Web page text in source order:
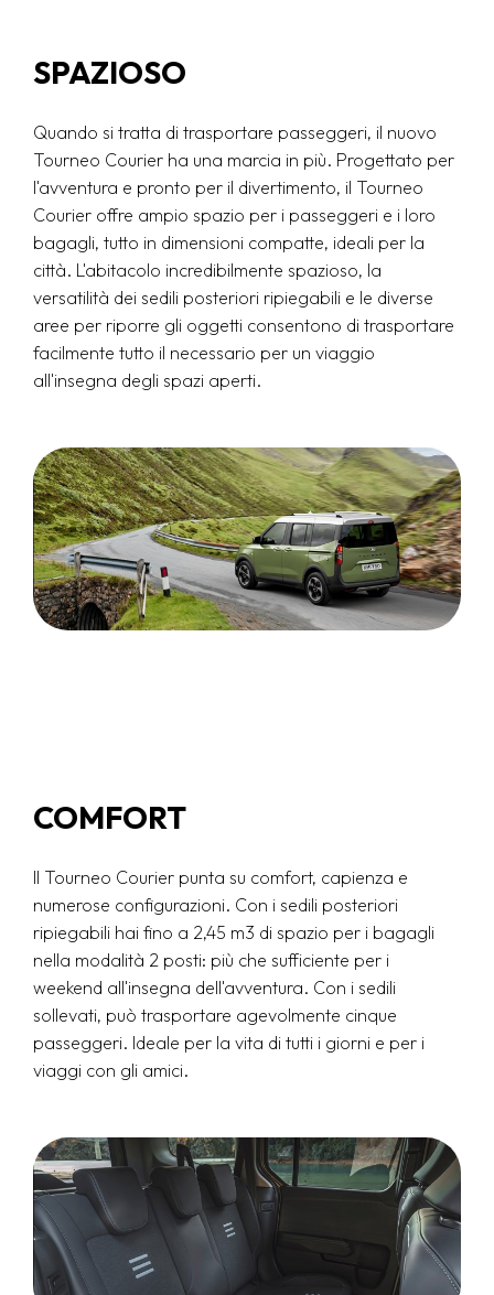
SPAZIOSO
Quando si tratta di trasportare passeggeri, il nuovo
Tourneo Courier ha una marcia in più. Progettato per
l'avventura e pronto per il divertimento, il Tourneo
Courier offre ampio spazio per i passeggeri e i loro
bagagli, tutto in dimensioni compatte, ideali per la
città. L'abitacolo incredibilmente spazioso, la
versatilità dei sedili posteriori ripiegabili e le diverse
aree per riporre gli oggetti consentono di trasportare
facilmente tutto il necessario per un viaggio
all'insegna degli spazi aperti.
COMFORT
Il Tourneo Courier punta su comfort, capienza e
numerose configurazioni. Con i sedili posteriori
ripiegabili hai fino a 2,45 m3 di spazio per i bagagli
nella modalità 2 posti: più che sufficiente per i
weekend all'insegna dell'avventura. Con i sedili
sollevati, può trasportare agevolmente cinque
passeggeri. Ideale per la vita di tutti i giorni e per i
viaggi con gli amici.